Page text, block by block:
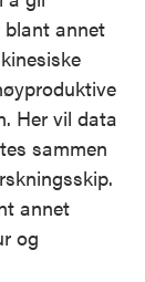
blant annet
Her vil data
sammen
annet
og